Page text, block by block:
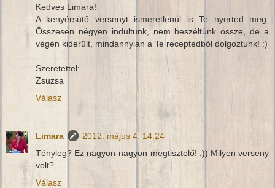
Kedves Limara!
A kenyérsütő versenyt ismeretlenül is Te nyerted meg.
Összesen négyen indultunk, nem beszéltünk össze, de a
végén kiderült, mindannyian a Te receptedből dolgoztunk! :)
Szeretettel:
Zsuzsa
Válasz
Limara
2012. május 4. 14:24
Tényleg? Ez nagyon-nagyon megtisztelő! :)) Milyen verseny
volt?
Válasz